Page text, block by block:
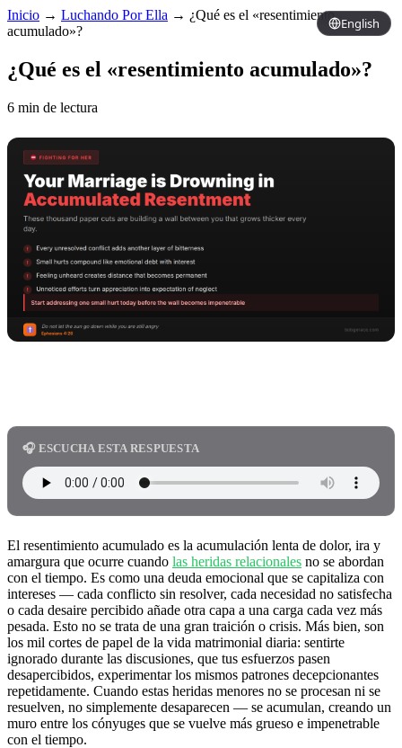
English
Inicio → Luchando Por Ella → ¿Qué es el «resentimiento
acumulado»?
¿Qué es el «resentimiento acumulado»?
6 min de lectura
🎧 ESCUCHA ESTA RESPUESTA
El resentimiento acumulado es la acumulación lenta de dolor, ira y
amargura que ocurre cuando las heridas relacionales no se abordan
con el tiempo. Es como una deuda emocional que se capitaliza con
intereses — cada conflicto sin resolver, cada necesidad no satisfecha
o cada desaire percibido añade otra capa a una carga cada vez más
pesada. Esto no se trata de una gran traición o crisis. Más bien, son
los mil cortes de papel de la vida matrimonial diaria: sentirte
ignorado durante las discusiones, que tus esfuerzos pasen
desapercibidos, experimentar los mismos patrones decepcionantes
repetidamente. Cuando estas heridas menores no se procesan ni se
resuelven, no simplemente desaparecen — se acumulan, creando un
muro entre los cónyuges que se vuelve más grueso e impenetrable
con el tiempo.